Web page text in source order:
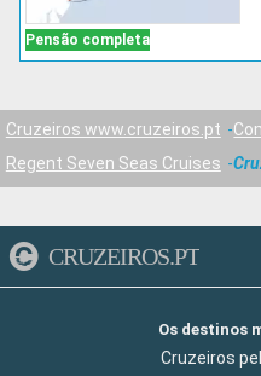
Pensão completa
Cruzeiros www.cruzeiros.pt
Regent Seven Seas Cruises
CRUZEIROS.PT
Os destinos
Cruzeiros